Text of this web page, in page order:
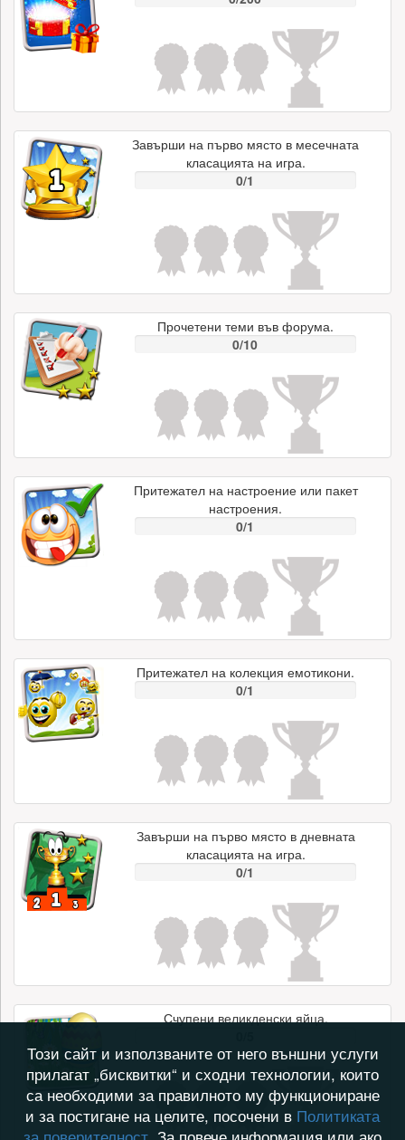
Завърши на първо място в месечната
класацията на игра.
0/1
Прочетени теми във форума.
0/10
Притежател на настроение или пакет
настроения.
0/1
Притежател на колекция емотикони.
0/1
Завърши на първо място в дневната
класацията на игра.
0/1
Счупени великденски яйца.
Този сайт и използваните от него външни услуги
прилагат „бисквитки“ и сходни технологии, които
са необходими за правилното му функциониране
и за постигане на целите, посочени в Политиката